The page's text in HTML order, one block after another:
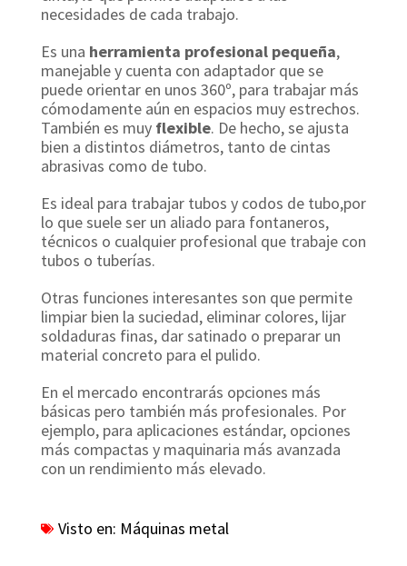
necesidades de cada trabajo.
Es una herramienta profesional pequeña,
manejable y cuenta con adaptador que se
puede orientar en unos 360º, para trabajar más
cómodamente aún en espacios muy estrechos.
También es muy flexible. De hecho, se ajusta
bien a distintos diámetros, tanto de cintas
abrasivas como de tubo.
Es ideal para trabajar tubos y codos de tubo,por
lo que suele ser un aliado para fontaneros,
técnicos o cualquier profesional que trabaje con
tubos o tuberías.
Otras funciones interesantes son que permite
limpiar bien la suciedad, eliminar colores, lijar
soldaduras finas, dar satinado o preparar un
material concreto para el pulido.
En el mercado encontrarás opciones más
básicas pero también más profesionales. Por
ejemplo, para aplicaciones estándar, opciones
más compactas y maquinaria más avanzada
con un rendimiento más elevado.
Visto en: Máquinas metal